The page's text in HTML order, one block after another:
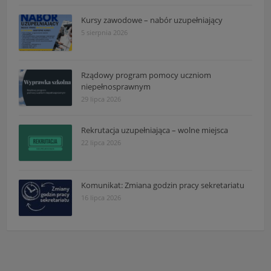
Kursy zawodowe – nabór uzupełniający
5 sierpnia 2026
Rządowy program pomocy uczniom
niepełnosprawnym
29 lipca 2026
Rekrutacja uzupełniająca – wolne miejsca
22 lipca 2026
Komunikat: Zmiana godzin pracy sekretariatu
16 lipca 2026